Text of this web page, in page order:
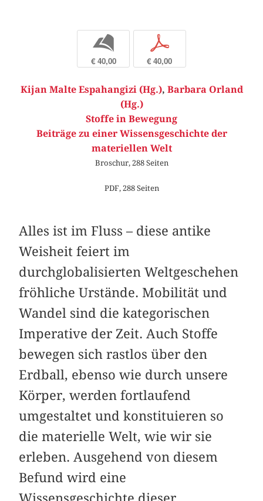
b
€ 40,00
p
€ 40,00
Kijan Malte Espahangizi (Hg.), Barbara Orland
(Hg.)
Stoffe in Bewegung
Beiträge zu einer Wissensgeschichte der
materiellen Welt
Broschur, 288 Seiten
PDF, 288 Seiten
Alles ist im Fluss – diese antike
Weisheit feiert im
durchglobalisierten Weltgeschehen
fröhliche Urstände. Mobilität und
Wandel sind die kategorischen
Imperative der Zeit. Auch Stoffe
bewegen sich rastlos über den
Erdball, ebenso wie durch unsere
Körper, werden fortlaufend
umgestaltet und konstituieren so
die materielle Welt, wie wir sie
erleben. Ausgehend von diesem
Befund wird eine